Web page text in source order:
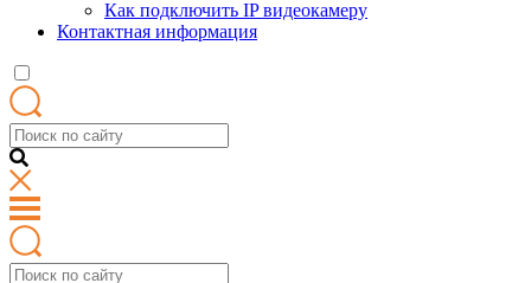
Как подключить IP видеокамеру
Контактная информация